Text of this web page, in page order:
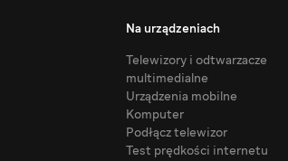
Na urządzeniach
Telewizory i odtwarzacze
multimedialne
Urządzenia mobilne
Komputer
Podłącz telewizor
Test prędkości internetu